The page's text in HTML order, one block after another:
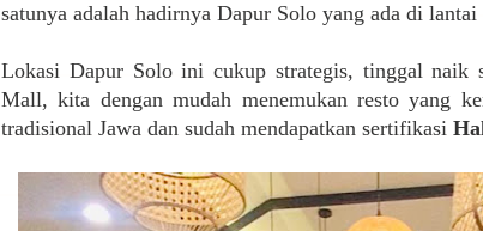
satunya adalah hadirnya Dapur Solo yang ada di lantai
Lokasi Dapur Solo ini cukup strategis, tinggal naik
Mall, kita dengan mudah menemukan resto yang
tradisional Jawa dan sudah mendapatkan sertifikasi